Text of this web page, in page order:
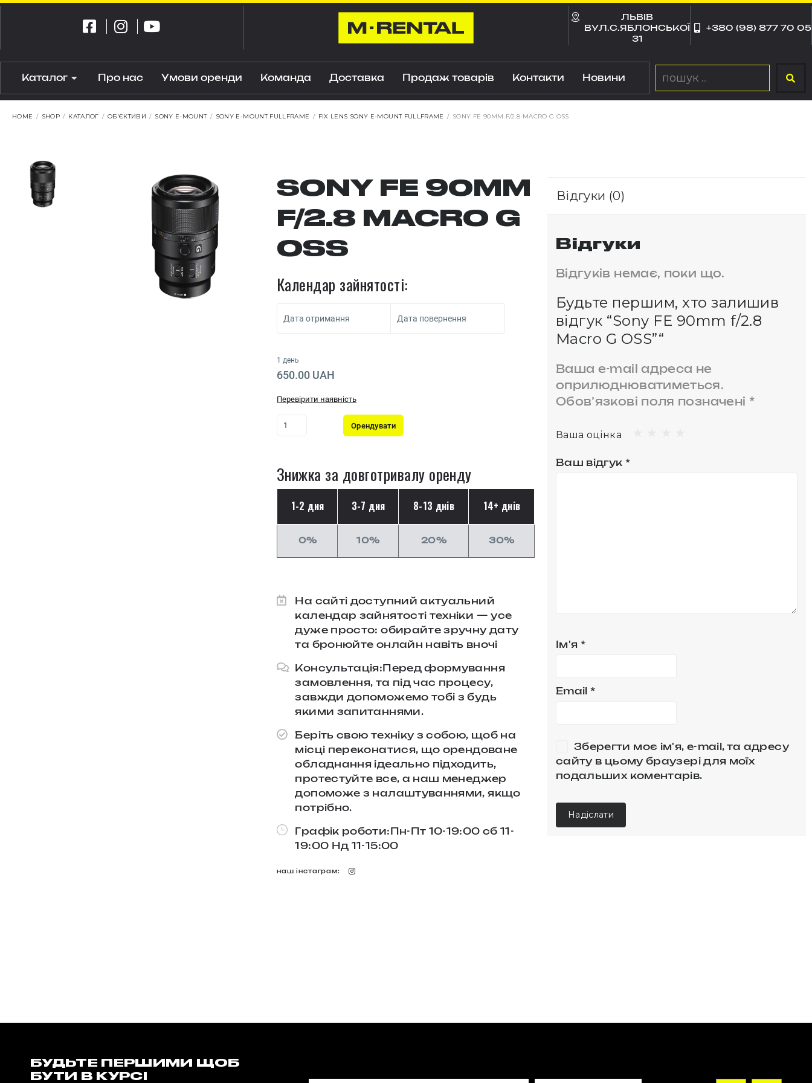
ЛЬВІВ
ВУЛ.С.ЯБЛОНСЬКОЇ
31
+380 (98) 877 70 05
Каталог Про нас Умови оренди Команда Доставка Продаж товарів Контакти Новини
HOME / SHOP / КАТАЛОГ / ОБ'ЄКТИВИ / SONY E-MOUNT / SONY E-MOUNT FULLFRAME / FIX LENS SONY E-MOUNT FULLFRAME / SONY FE 90MM F/2.8 MACRO G OSS
SONY FE 90MM
F/2.8 MACRO G
OSS
Календар зайнятості:
Дата отримання Дата повернення
1 день
650.00 UAH
Перевірити наявність
Орендувати
Знижка за довготривалу оренду
1-2 дня 3-7 дня 8-13 днів 14+ днів
0% 10% 20% 30%
На сайті доступний актуальний
календар зайнятості техніки — усе
дуже просто: обирайте зручну дату
та бронюйте онлайн навіть вночі
Консультація:Перед формування
замовлення, та під час процесу,
завжди допоможемо тобі з будь
якими запитаннями.​
Беріть свою техніку з собою, щоб на
місці переконатися, що орендоване
обладнання ідеально підходить,
протестуйте все, а наш менеджер
допоможе з налаштуваннями, якщо
потрібно.
Графік роботи:Пн-Пт 10-19:00 сб 11-
19:00 Нд 11-15:00
наш інстаграм:
Відгуки (0)
Відгуки
Відгуків немає, поки що.
Будьте першим, хто залишив
відгук “Sony FE 90mm f/2.8
Macro G OSS”“
Ваша e-mail адреса не
оприлюднюватиметься.
Обов’язкові поля позначені *
Ваша оцінка
Ваш відгук *
Ім'я *
Email*
Зберегти моє ім'я, e-mail, та адресу
сайту в цьому браузері для моїх
подальших коментарів.
БУДЬТЕ ПЕРШИМИ ЩОБ
БУТИ В КУРСІ